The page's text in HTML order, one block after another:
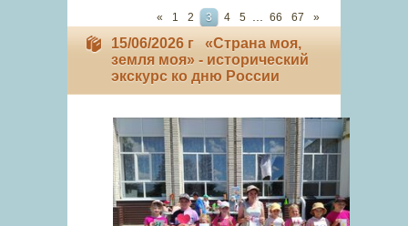
« 1 2 3 4 5 66 67 »
15/06/2026 г «Страна моя,
земля моя» - исторический
экскурс ко дню России